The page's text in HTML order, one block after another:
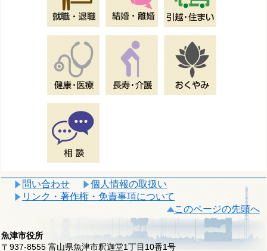
問い合わせ
個人情報の取扱い
リンク・著作権・免責事項について
このページの先頭へ
魚津市役所
〒937-8555 富山県魚津市釈迦堂1丁目10番1号